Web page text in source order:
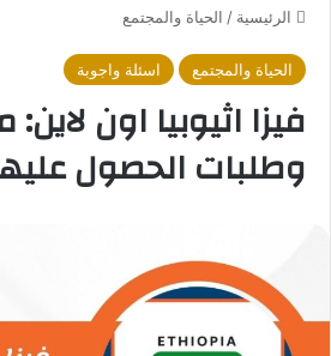
الرئيسية / الحياة والمجتمع
الحياة والمجتمع اسئلة واجوبة
فيزا اثيوبيا اون
وطلبات الحصول